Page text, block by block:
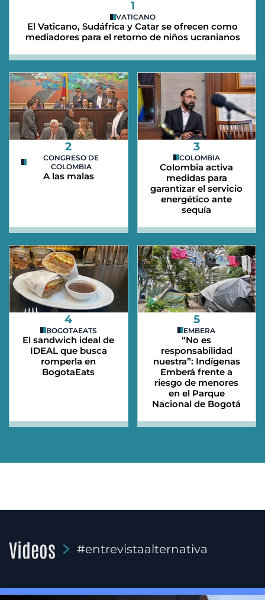
1
VATICANO
El Vaticano, Sudáfrica y Catar se ofrecen como
mediadores para el retorno de niños ucranianos
2
CONGRESO DE
COLOMBIA
A las malas
3
COLOMBIA
Colombia activa
medidas para
garantizar el servicio
energético ante
sequía
4
BOGOTAEATS
El sandwich ideal de
IDEAL que busca
romperla en
BogotaEats
5
EMBERA
“No es
responsabilidad
nuestra”: Indígenas
Emberá frente a
riesgo de menores
en el Parque
Nacional de Bogotá
Videos #entrevistaalternativa